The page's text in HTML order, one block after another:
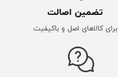
تضمین اصالت
برای کالاهای اصل و باکیفیت